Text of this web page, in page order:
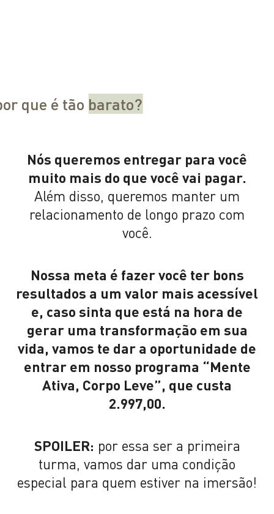
que é tão barato?
Nós queremos entregar para você
muito mais do que você vai pagar.
Além disso, queremos manter um
relacionamento de longo prazo com
você.
Nossa meta é fazer você ter bons
resultados a um valor mais acessível
e, caso sinta que está na hora de
gerar uma transformação em sua
vida, vamos te dar a oportunidade de
entrar em nosso programa “Mente
Ativa, Corpo Leve”, que custa
2.997,00.
SPOILER: por essa ser a primeira
turma, vamos dar uma condição
especial para quem estiver na imersão!